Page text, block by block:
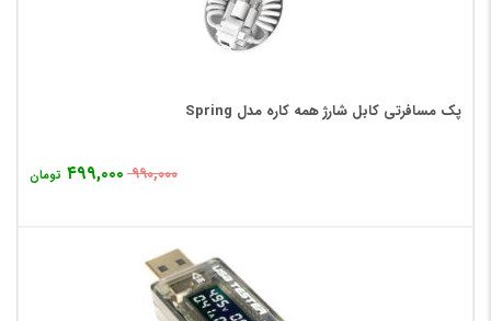
پک مسافرتی کابل شارژ همه کاره مدل Spring
۹۹۰,۰۰۰ ۴۹۹,۰۰۰ تومان